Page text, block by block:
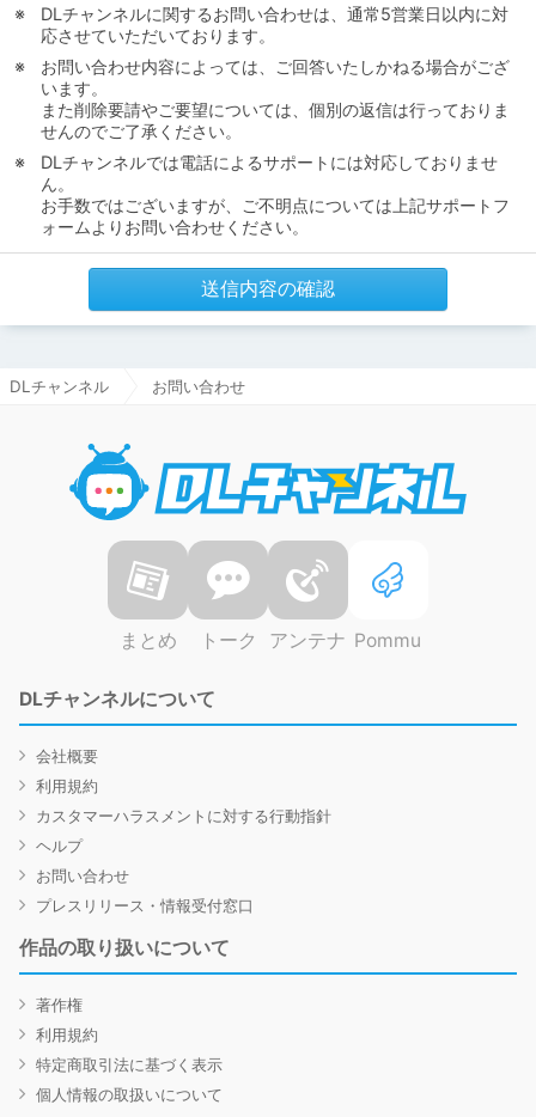
DLチャンネルに関するお問い合わせは、通常5営業日以内に対
応させていただいております。
お問い合わせ内容によっては、ご回答いたしかねる場合がござ
います。
また削除要請やご要望については、個別の返信は行っておりま
せんのでご了承ください。
DLチャンネルでは電話によるサポートには対応しておりませ
ん。
お手数ではございますが、ご不明点については上記サポートフ
ォームよりお問い合わせください。
送信内容の確認
DLチャンネル お問い合わせ
まとめ トーク アンテナ Pommu
DLチャンネルについて
会社概要
利用規約
カスタマーハラスメントに対する行動指針
ヘルプ
お問い合わせ
プレスリリース・情報受付窓口
作品の取り扱いについて
著作権
利用規約
特定商取引法に基づく表示
個人情報の取扱いについて